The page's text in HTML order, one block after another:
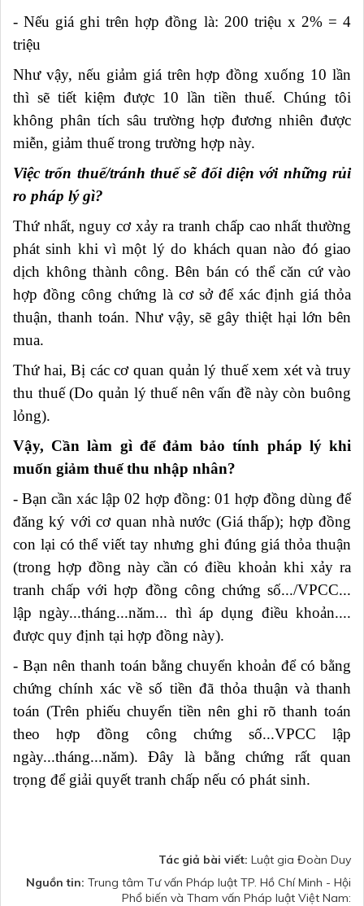
- Nếu giá ghi trên hợp đồng là: 200 triệu x 2% = 4
triệu
Như vậy, nếu giảm giá trên hợp đồng xuống 10 lần
thì sẽ tiết kiệm được 10 lần tiền thuế. Chúng tôi
không phân tích sâu trường hợp đương nhiên được
miễn, giảm thuế trong trường hợp này.
Việc trốn thuế/tránh thuế sẽ đối diện với những rủi
ro pháp lý gì?
Thứ nhất, nguy cơ xảy ra tranh chấp cao nhất thường
phát sinh khi vì một lý do khách quan nào đó giao
dịch không thành công. Bên bán có thể căn cứ vào
hợp đồng công chứng là cơ sở để xác định giá thỏa
thuận, thanh toán. Như vậy, sẽ gây thiệt hại lớn bên
mua.
Thứ hai, Bị các cơ quan quản lý thuế xem xét và truy
thu thuế (Do quản lý thuế nên vấn đề này còn buông
lỏng).
Vậy, Cần làm gì để đảm bảo tính pháp lý khi
muốn giảm thuế thu nhập nhân?
- Bạn cần xác lập 02 hợp đồng: 01 hợp đồng dùng để
đăng ký với cơ quan nhà nước (Giá thấp); hợp đồng
con lại có thể viết tay nhưng ghi đúng giá thỏa thuận
(trong hợp đồng này cần có điều khoản khi xảy ra
tranh chấp với hợp đồng công chứng số.../VPCC...
lập ngày...tháng...năm... thì áp dụng điều khoản....
được quy định tại hợp đồng này).
- Bạn nên thanh toán bằng chuyển khoản để có bằng
chứng chính xác về số tiền đã thỏa thuận và thanh
toán (Trên phiếu chuyển tiền nên ghi rõ thanh toán
theo hợp đồng công chứng số...VPCC lập
ngày...tháng...năm). Đây là bằng chứng rất quan
trọng để giải quyết tranh chấp nếu có phát sinh.
Tác giả bài viết: Luật gia Đoàn Duy
Nguồn tin: Trung tâm Tư vấn Pháp luật TP. Hồ Chí Minh - Hội
Phổ biến và Tham vấn Pháp luật Việt Nam: